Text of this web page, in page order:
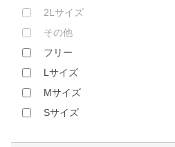
ハピタス｜HAPITAS
バリスティックスピリット｜
CORPORATION
ファイン｜FINE JAPAN
2Lサイズ
その他
フリー
Lサイズ
Mサイズ
Sサイズ